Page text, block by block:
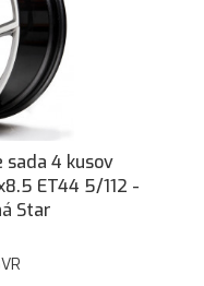
sada 4 kusov
ET44 5/112 -
Star